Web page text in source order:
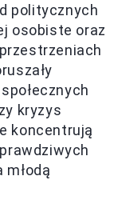
politycznych
osobiste oraz
kryzys
koncentrują